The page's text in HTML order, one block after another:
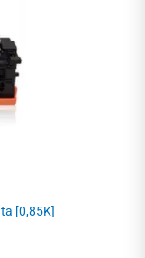
[0,85K]